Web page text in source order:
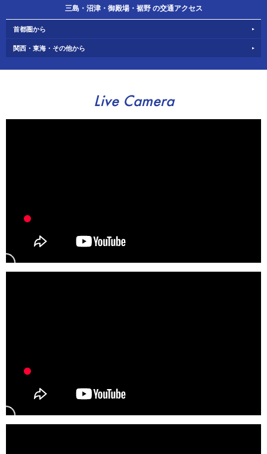
三島・沼津・御殿場・裾野 の交通アクセス
首都圏から
関西・東海・その他から
Live Camera